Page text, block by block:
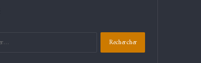
Rechercher :